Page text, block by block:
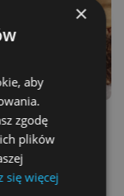
×
aby
zgodę
plików
się więcej